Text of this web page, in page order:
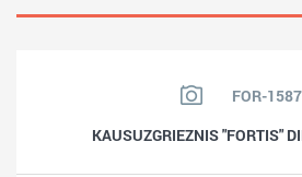
FOR-
KAUSUZGRIEZNIS "FORTIS"